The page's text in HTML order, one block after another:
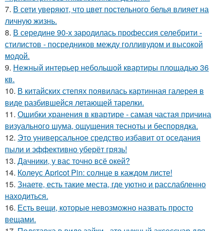
7. В сети уверяют, что цвет постельного белья влияет на
личную жизнь.
8. В середине 90-х зародилась профессия селебрити -
стилистов - посредников между голливудом и высокой
модой.
9. Нежный интерьер небольшой квартиры площадью 36
кв.
10. В китайских степях появилась картинная галерея в
виде разбившейся летающей тарелки.
11. Ошибки хранения в квартире - самая частая причина
визуального шума, ощущения тесноты и беспорядка.
12. Это универсальное средство избавит от оседания
пыли и эффективно уберёт грязь!
13. Дачники, у вас точно всё окей?
14. Колеус Apricot Pin: солнце в каждом листе!
15. Знаете, есть такие места, где уютно и расслабленно
находиться.
16. Есть вещи, которые невозможно назвать просто
вещами.